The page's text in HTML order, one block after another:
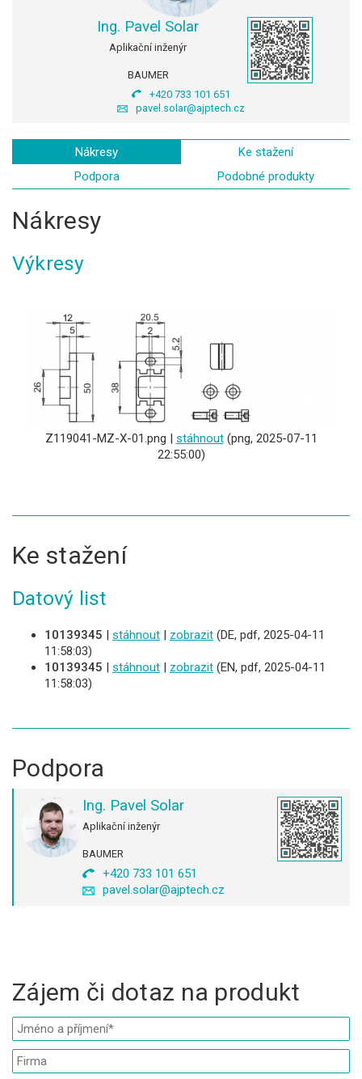
Ing. Pavel Solar
Aplikační inženýr
BAUMER
+420 733 101 651
pavel.solar@ajptech.cz
Nákresy
Ke stažení
Podpora
Podobné produkty
Nákresy
Výkresy
Z119041-MZ-X-01.png | stáhnout(png, 2025-07-11
22:55:00)
Ke stažení
Datový list
10139345 | stáhnout | zobrazit (DE, pdf, 2025-04-11
11:58:03)
10139345 | stáhnout | zobrazit (EN, pdf, 2025-04-11
11:58:03)
Podpora
Ing. Pavel Solar
Aplikační inženýr
BAUMER
+420 733 101 651
pavel.solar@ajptech.cz
Zájem či dotaz na produkt